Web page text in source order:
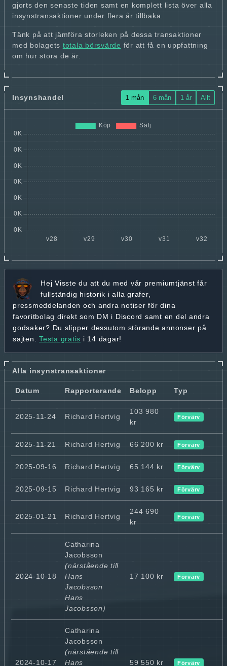
gjorts den senaste tiden samt en komplett lista över alla
insynstransaktioner under flera år tillbaka.
Tänk på att jämföra storleken på dessa transaktioner
med bolagets totala börsvärde för att få en uppfattning
om hur stora de är.
Insynshandel 1 mån 6 mån 1 år Allt
Hej Visste du att du med vår premiumtjänst får
fullständig historik i alla grafer,
pressmeddelanden och andra notiser för dina
favoritbolag direkt som DM i Discord samt en del andra
godsaker? Du slipper dessutom störande annonser på
sajten. Testa gratis i 14 dagar!
Alla insynstransaktioner
Datum Rapporterande Belopp Typ
2025-11-24 Richard Hertvig
103 980
kr
Förvärv
2025-11-21 Richard Hertvig 66 200 kr Förvärv
2025-09-16 Richard Hertvig 65 144 kr Förvärv
2025-09-15 Richard Hertvig 93 165 kr Förvärv
2025-01-21 Richard Hertvig
244 690
kr
Förvärv
2024-10-18
Catharina
Jacobsson
(närstående till
Hans
Jacobsson
Hans
Jacobsson)
17 100 kr Förvärv
2024-10-17
Catharina
Jacobsson
(närstående till
Hans
59 550 kr Förvärv